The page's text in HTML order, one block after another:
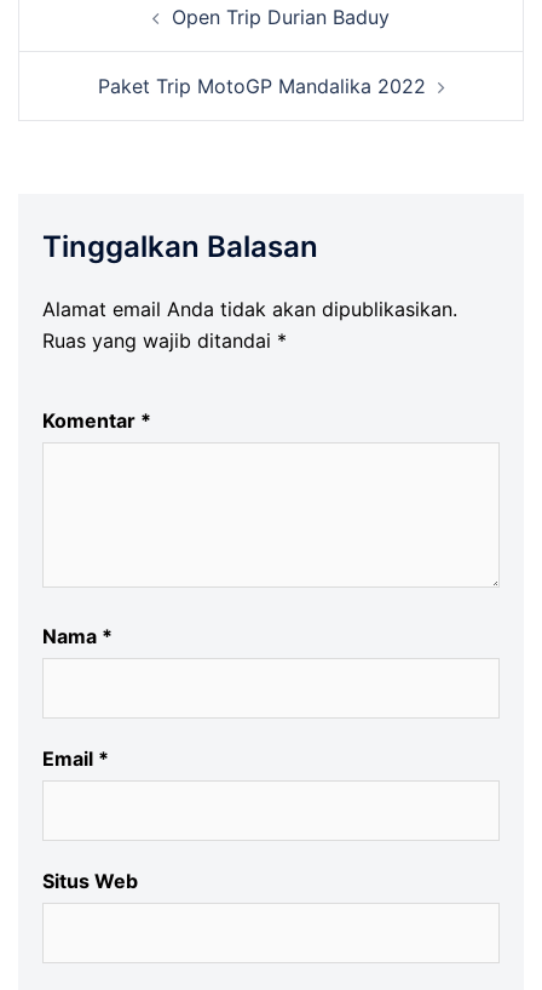
Open Trip Durian Baduy
Paket Trip MotoGP Mandalika 2022
Tinggalkan Balasan
Alamat email Anda tidak akan dipublikasikan.
Ruas yang wajib ditandai *
Komentar *
Nama *
Email *
Situs Web